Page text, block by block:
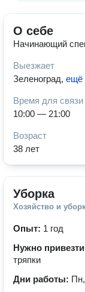
О себе
Начинающий
Выезжает
Зеленоград, ещё
Время для связи
10:00 — 21:00
Возраст
38 лет
Уборка
Хозяйство и
Опыт: 1 год
Нужно
тряпки
Дни работы: